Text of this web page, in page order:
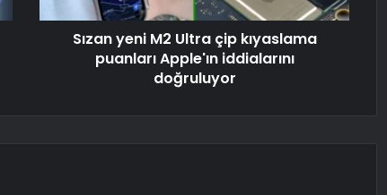
Sızan yeni M2 Ultra çip kıyaslama
puanları Apple'ın iddialarını
doğruluyor